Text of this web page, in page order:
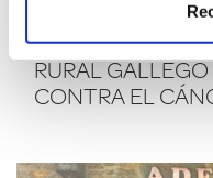
FESTIVAL DE LA
SOLIDARIO, UN
RURAL
CONTRA EL